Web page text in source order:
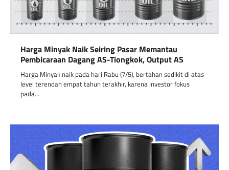
Harga Minyak Naik Seiring Pasar Memantau
Pembicaraan Dagang AS-Tiongkok, Output AS
Harga Minyak naik pada hari Rabu (7/5), bertahan sedikit di atas
level terendah empat tahun terakhir, karena investor fokus
pada…